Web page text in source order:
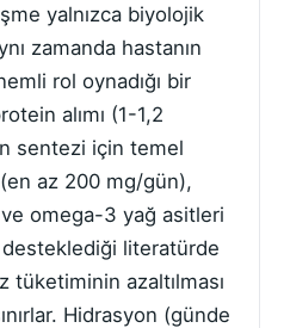
yalnızca biyolojik
zamanda hastanın
rol oynadığı bir
alımı (1-1,2
sentezi için temel
az 200 mg/gün),
omega-3 yağ asitleri
literatürde
tüketiminin azaltılması
Hidrasyon (günde